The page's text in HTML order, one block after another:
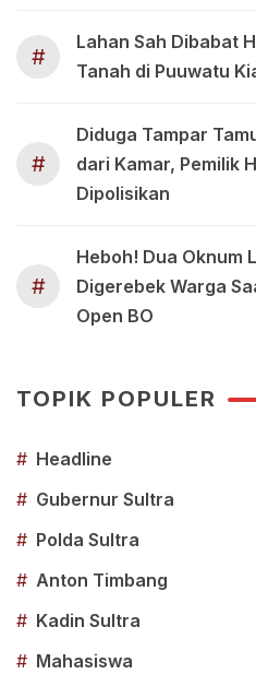
#
Lahan Sah Dibabat
Tanah di Puuwatu
#
Diduga Tampar
dari Kamar, Pemilik
Dipolisikan
#
Heboh! Dua Oknum
Digerebek Warga
Open BO
TOPIK POPULER
# Headline
# Gubernur Sultra
# Polda Sultra
# Anton Timbang
# Kadin Sultra
# Mahasiswa